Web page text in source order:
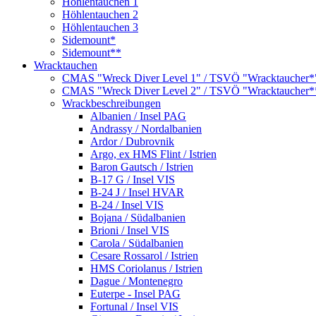
Höhlentauchen 2
Höhlentauchen 3
Sidemount*
Sidemount**
Wracktauchen
CMAS "Wreck Diver Level 1" / TSVÖ
CMAS "Wreck Diver Level 2" / TSVÖ
Wrackbeschreibungen
Albanien / Insel PAG
Andrassy / Nordalbanien
Ardor / Dubrovnik
Argo, ex HMS Flint / Istrien
Baron Gautsch / Istrien
B-17 G / Insel VIS
B-24 J / Insel HVAR
B-24 / Insel VIS
Bojana / Südalbanien
Brioni / Insel VIS
Carola / Südalbanien
Cesare Rossarol / Istrien
HMS Coriolanus / Istrien
Dague / Montenegro
Euterpe - Insel PAG
Fortunal / Insel VIS